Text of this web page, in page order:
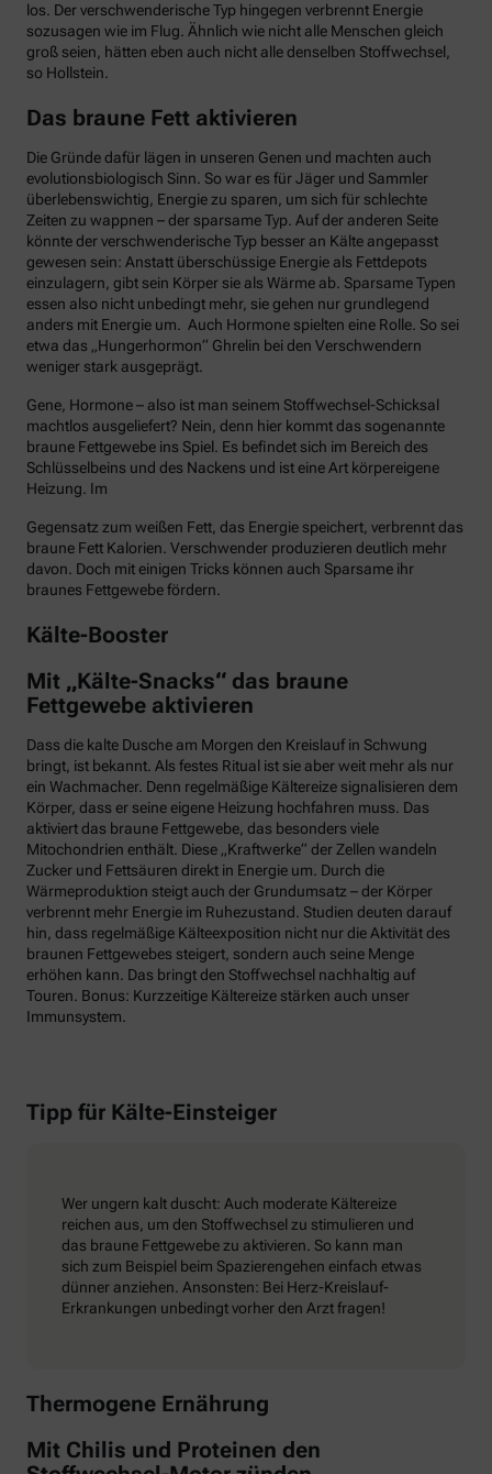
los. Der verschwenderische Typ hingegen verbrennt Energie
sozusagen wie im Flug. Ähnlich wie nicht alle Menschen gleich
groß seien, hätten eben auch nicht alle denselben Stoffwechsel,
so Hollstein.
Das braune Fett aktivieren
Die Gründe dafür lägen in unseren Genen und machten auch
evolutionsbiologisch Sinn. So war es für Jäger und Sammler
überlebenswichtig, Energie zu sparen, um sich für schlechte
Zeiten zu wappnen – der sparsame Typ. Auf der anderen Seite
könnte der verschwenderische Typ besser an Kälte angepasst
gewesen sein: Anstatt überschüssige Energie als Fettdepots
einzulagern, gibt sein Körper sie als Wärme ab. Sparsame Typen
essen also nicht unbedingt mehr, sie gehen nur grundlegend
anders mit Energie um. Auch Hormone spielten eine Rolle. So sei
etwa das „Hungerhormon“ Ghrelin bei den Verschwendern
weniger stark ausgeprägt.
Gene, Hormone – also ist man seinem Stoffwechsel-Schicksal
machtlos ausgeliefert? Nein, denn hier kommt das sogenannte
braune Fettgewebe ins Spiel. Es befindet sich im Bereich des
Schlüsselbeins und des Nackens und ist eine Art körpereigene
Heizung. Im
Gegensatz zum weißen Fett, das Energie speichert, verbrennt das
braune Fett Kalorien. Verschwender produzieren deutlich mehr
davon. Doch mit einigen Tricks können auch Sparsame ihr
braunes Fettgewebe fördern.
Kälte-Booster
Mit „Kälte-Snacks“ das braune
Fettgewebe aktivieren
Dass die kalte Dusche am Morgen den Kreislauf in Schwung
bringt, ist bekannt. Als festes Ritual ist sie aber weit mehr als nur
ein Wachmacher. Denn regelmäßige Kältereize signalisieren dem
Körper, dass er seine eigene Heizung hochfahren muss. Das
aktiviert das braune Fettgewebe, das besonders viele
Mitochondrien enthält. Diese „Kraftwerke“ der Zellen wandeln
Zucker und Fettsäuren direkt in Energie um. Durch die
Wärmeproduktion steigt auch der Grundumsatz – der Körper
verbrennt mehr Energie im Ruhezustand. Studien deuten darauf
hin, dass regelmäßige Kälteexposition nicht nur die Aktivität des
braunen Fettgewebes steigert, sondern auch seine Menge
erhöhen kann. Das bringt den Stoffwechsel nachhaltig auf
Touren. Bonus: Kurzzeitige Kältereize stärken auch unser
Immunsystem.
Tipp für Kälte-Einsteiger
Wer ungern kalt duscht: Auch moderate Kältereize
reichen aus, um den Stoffwechsel zu stimulieren und
das braune Fettgewebe zu aktivieren. So kann man
sich zum Beispiel beim Spazierengehen einfach etwas
dünner anziehen. Ansonsten: Bei Herz-Kreislauf-
Erkrankungen unbedingt vorher den Arzt fragen!
Thermogene Ernährung
Mit Chilis und Proteinen den